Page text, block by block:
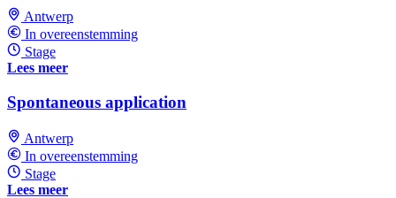
Antwerp
In overeenstemming
Stage
Lees meer
Spontaneous application
Antwerp
In overeenstemming
Stage
Lees meer